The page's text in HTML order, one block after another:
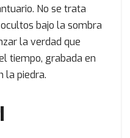
No se trata
bajo la sombra
la verdad que
tiempo, grabada en
la piedra.